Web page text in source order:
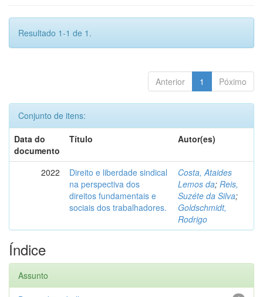
Resultado 1-1 de 1.
Anterior 1 Póximo
Conjunto de itens:
Data do
documento
Título Autor(es)
2022
Direito e liberdade sindical
na perspectiva dos
direitos fundamentais e
sociais dos trabalhadores.
Costa, Ataides
Lemos da; Reis,
Suzéte da Silva;
Goldschmidt,
Rodrigo
Índice
Assunto